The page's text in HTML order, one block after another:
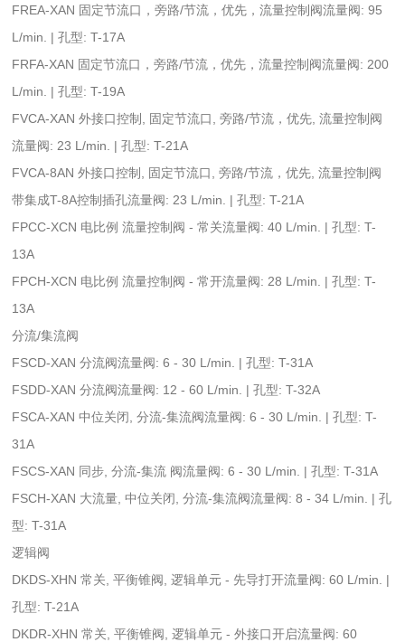
FREA-XAN 固定节流口，旁路/节流，优先，流量控制阀流量阀: 95
L/min. | 孔型: T-17A
FRFA-XAN 固定节流口，旁路/节流，优先，流量控制阀流量阀: 200
L/min. | 孔型: T-19A
FVCA-XAN 外接口控制, 固定节流口, 旁路/节流，优先, 流量控制阀
流量阀: 23 L/min. | 孔型: T-21A
FVCA-8AN 外接口控制, 固定节流口, 旁路/节流，优先, 流量控制阀
带集成T-8A控制插孔流量阀: 23 L/min. | 孔型: T-21A
FPCC-XCN 电比例 流量控制阀 - 常关流量阀: 40 L/min. | 孔型: T-
13A
FPCH-XCN 电比例 流量控制阀 - 常开流量阀: 28 L/min. | 孔型: T-
13A
分流/集流阀
FSCD-XAN 分流阀流量阀: 6 - 30 L/min. | 孔型: T-31A
FSDD-XAN 分流阀流量阀: 12 - 60 L/min. | 孔型: T-32A
FSCA-XAN 中位关闭, 分流-集流阀流量阀: 6 - 30 L/min. | 孔型: T-
31A
FSCS-XAN 同步, 分流-集流 阀流量阀: 6 - 30 L/min. | 孔型: T-31A
FSCH-XAN 大流量, 中位关闭, 分流-集流阀流量阀: 8 - 34 L/min. | 孔
型: T-31A
逻辑阀
DKDS-XHN 常关, 平衡锥阀, 逻辑单元 - 先导打开流量阀: 60 L/min. |
孔型: T-21A
DKDR-XHN 常关, 平衡锥阀, 逻辑单元 - 外接口开启流量阀: 60